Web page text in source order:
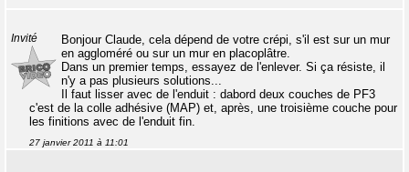
Invité
Bonjour Claude, cela dépend de votre crépi, s'il est sur un mur
en aggloméré ou sur un mur en placoplâtre.
Dans un premier temps, essayez de l'enlever. Si ça résiste, il
n'y a pas plusieurs solutions...
Il faut lisser avec de l'enduit : dabord deux couches de PF3
c'est de la colle adhésive (MAP) et, après, une troisième couche pour
les finitions avec de l'enduit fin.
27 janvier 2011 à 11:01